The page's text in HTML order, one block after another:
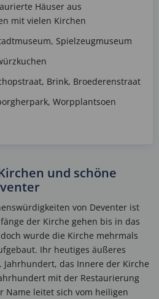
Häuser aus
mit vielen Kirchen
Spielzeugmuseum
Brink, Broederenstraat
Worpplantsoen
und schöne
von Deventer ist
der Kirche gehen bis in das
wurde die Kirche mehrmals
Ihr heutiges äußeres
das Innere der Kirche
mit der Restaurierung
Name leitet sich vom heiligen